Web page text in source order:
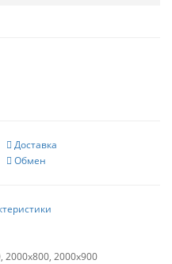
Доставка
Обмен
2000х800, 2000х900